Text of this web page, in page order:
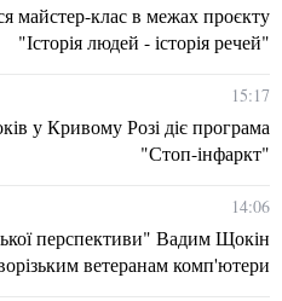
майстер-клас в межах проєкту
"Історія людей - історія речей"
15:17
у Кривому Розі діє програма
"Стоп-інфаркт"
14:06
перспективи" Вадим Щокін
ветеранам комп'ютери